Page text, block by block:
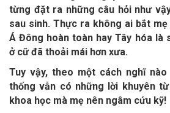
từng đặt ra những câu hỏi như
sau sinh. Thực ra không ai bắt
Á Đông hoàn toàn hay Tây hóa là
ở cữ đã thoải mái hơn xưa.
Tuy vậy, theo một cách nghĩ
thống vẫn có những lời khuyên từ
khoa học mà mẹ nên ngâm cứu kỹ!